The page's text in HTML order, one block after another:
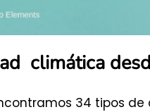
climática
34 tipos